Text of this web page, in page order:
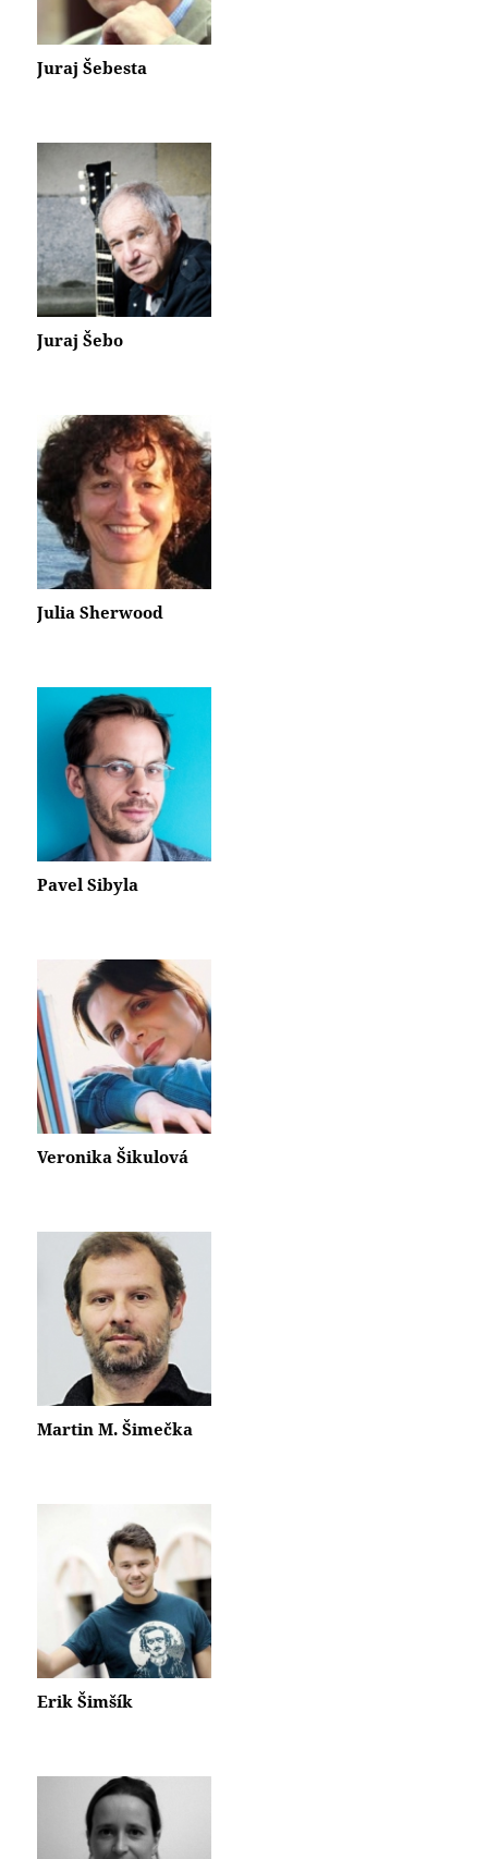
Juraj Šebesta
Juraj Šebo
Julia Sherwood
Pavel Sibyla
Veronika Šikulová
Martin M. Šimečka
Erik Šimšík